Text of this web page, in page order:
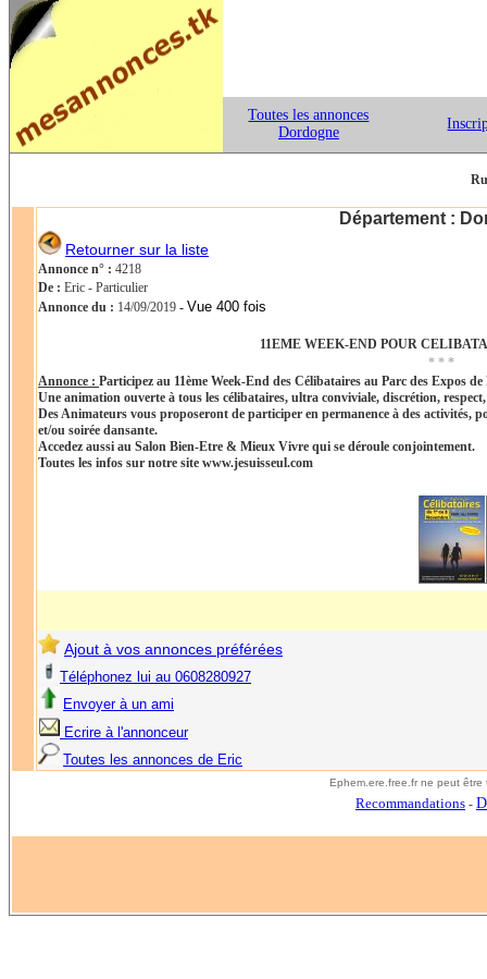
Toutes les annonces
Dordogne
Département :
Retourner sur la liste
Annonce n° : 4218
De : Eric - Particulier
Annonce du : 14/09/2019 - Vue 400 fois
11EME WEEK-END POUR
* * *
Annonce : Participez au 11ème Week-End des Célibataires au Parc des Expos
Une animation ouverte à tous les célibataires, ultra conviviale, discrétion,
Des Animateurs vous proposeront de participer en permanence à des activités,
et/ou soirée dansante.
Accedez aussi au Salon Bien-Etre & Mieux Vivre qui se déroule conjointement.
Toutes les infos sur notre site www.jesuisseul.com
Ajout à vos annonces préférées
Téléphonez lui au 0608280927
Envoyer à un ami
Ecrire à l'annonceur
Toutes les annonces de Eric
Ephem.ere.free.fr ne peut
Recommandations -